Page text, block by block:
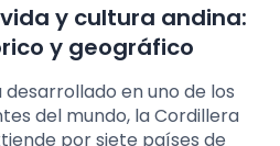
y cultura andina:
y geográfico
en uno de los
del mundo, la Cordillera
por siete países de